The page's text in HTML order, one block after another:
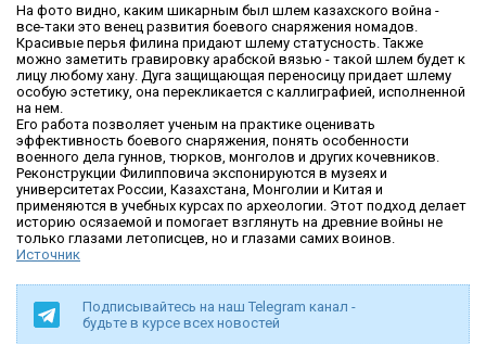
На фото видно, каким шикарным был шлем казахского война -
все-таки это венец развития боевого снаряжения номадов.
Красивые перья филина придают шлему статусность. Также
можно заметить гравировку арабской вязью - такой шлем будет к
лицу любому хану. Дуга защищающая переносицу придает шлему
особую эстетику, она перекликается с каллиграфией, исполненной
на нем.
Его работа позволяет ученым на практике оценивать
эффективность боевого снаряжения, понять особенности
военного дела гуннов, тюрков, монголов и других кочевников.
Реконструкции Филипповича экспонируются в музеях и
университетах России, Казахстана, Монголии и Китая и
применяются в учебных курсах по археологии. Этот подход делает
историю осязаемой и помогает взглянуть на древние войны не
только глазами летописцев, но и глазами самих воинов.
Источник
Подписывайтесь на наш Telegram канал -
будьте в курсе всех новостей